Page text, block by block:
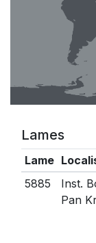
Lames
Lame
5885
Inst.
Pan